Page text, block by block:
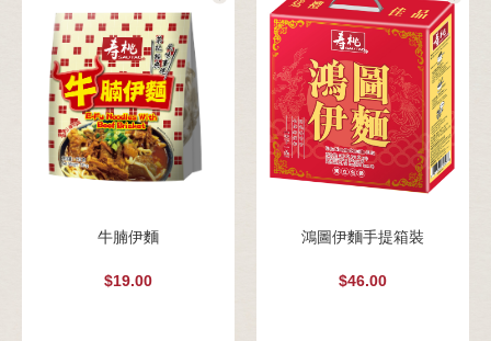
牛腩伊麵
$19.00
鴻圖伊麵手提箱裝
$46.00